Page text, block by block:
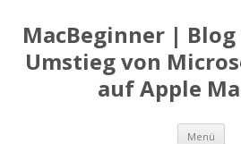
MacBeginner |
Umstieg von
auf Apple
Menü